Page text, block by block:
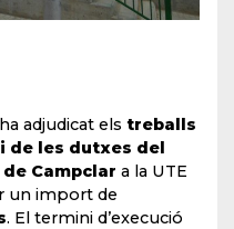
adjudicat els treballs
de les dutxes del
Campclar a la UTE
un import de
. El termini d’execució